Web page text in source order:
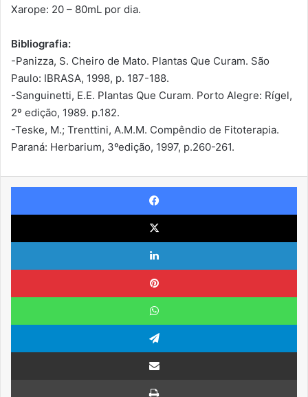
Xarope: 20 – 80mL por dia.
Bibliografia:
-Panizza, S. Cheiro de Mato. Plantas Que Curam. São
Paulo: IBRASA, 1998, p. 187-188.
-Sanguinetti, E.E. Plantas Que Curam. Porto Alegre: Rígel,
2º edição, 1989. p.182.
-Teske, M.; Trenttini, A.M.M. Compêndio de Fitoterapia.
Paraná: Herbarium, 3ºedição, 1997, p.260-261.